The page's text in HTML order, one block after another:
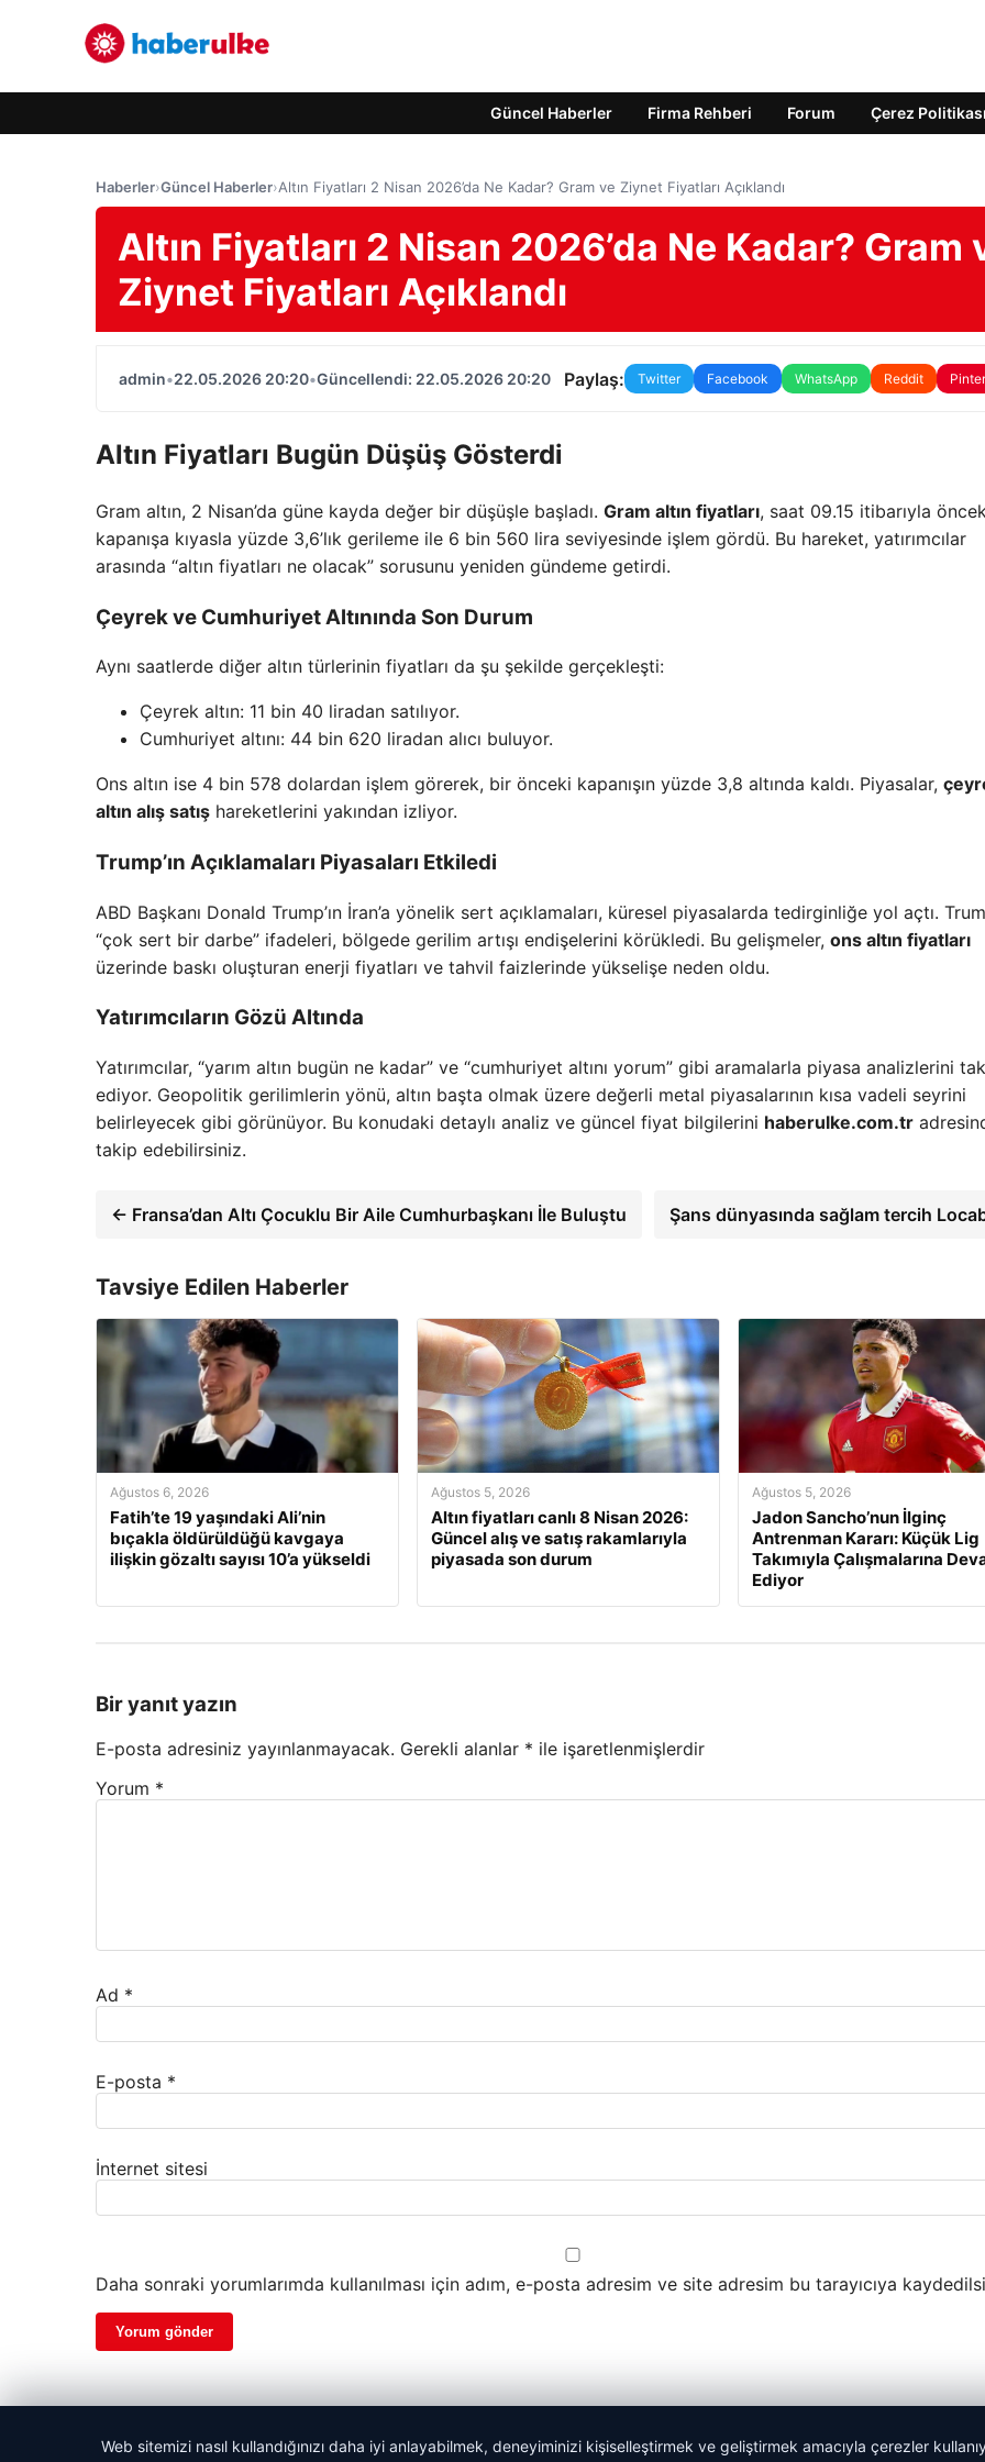
Güncel Haberler Firma Rehberi Forum Çerez Politikası
Haberler›Güncel Haberler›Altın Fiyatları 2 Nisan 2026’da Ne Kadar? Gram ve Ziynet Fiyatları Açıklandı
Altın Fiyatları 2 Nisan 2026’da Ne Kadar? Gram
Ziynet Fiyatları Açıklandı
admin•22.05.2026 20:20•Güncellendi: 22.05.2026 20:20 Paylaş: Twitter Facebook WhatsApp Reddit
Altın Fiyatları Bugün Düşüş Gösterdi
Gram altın, 2 Nisan’da güne kayda değer bir düşüşle başladı. Gram altın fiyatları, saat 09.15 itibarıyla
kapanışa kıyasla yüzde 3,6’lık gerileme ile 6 bin 560 lira seviyesinde işlem gördü. Bu hareket, yatırımcılar
arasında “altın fiyatları ne olacak” sorusunu yeniden gündeme getirdi.
Çeyrek ve Cumhuriyet Altınında Son Durum
Aynı saatlerde diğer altın türlerinin fiyatları da şu şekilde gerçekleşti:
Çeyrek altın: 11 bin 40 liradan satılıyor.
Cumhuriyet altını: 44 bin 620 liradan alıcı buluyor.
Ons altın ise 4 bin 578 dolardan işlem görerek, bir önceki kapanışın yüzde 3,8 altında kaldı. Piyasalar,
altın alış satış hareketlerini yakından izliyor.
Trump’ın Açıklamaları Piyasaları Etkiledi
ABD Başkanı Donald Trump’ın İran’a yönelik sert açıklamaları, küresel piyasalarda tedirginliğe yol açtı.
“çok sert bir darbe” ifadeleri, bölgede gerilim artışı endişelerini körükledi. Bu gelişmeler, ons altın fiyatları
üzerinde baskı oluşturan enerji fiyatları ve tahvil faizlerinde yükselişe neden oldu.
Yatırımcıların Gözü Altında
Yatırımcılar, “yarım altın bugün ne kadar” ve “cumhuriyet altını yorum” gibi aramalarla piyasa analizlerini
ediyor. Geopolitik gerilimlerin yönü, altın başta olmak üzere değerli metal piyasalarının kısa vadeli seyrini
belirleyecek gibi görünüyor. Bu konudaki detaylı analiz ve güncel fiyat bilgilerini haberulke.com.tr
takip edebilirsiniz.
← Fransa’dan Altı Çocuklu Bir Aile Cumhurbaşkanı İle Buluştu Şans dünyasında sağlam tercih
Tavsiye Edilen Haberler
Ağustos 6, 2026
Fatih’te 19 yaşındaki Ali’nin
bıçakla öldürüldüğü kavgaya
ilişkin gözaltı sayısı 10’a yükseldi
Ağustos 5, 2026
Altın fiyatları canlı 8 Nisan 2026:
Güncel alış ve satış rakamlarıyla
piyasada son durum
Ağustos 5, 2026
Jadon Sancho’nun İlginç
Antrenman Kararı: Küçük Lig
Takımıyla Çalışmalarına
Ediyor
Bir yanıt yazın
E-posta adresiniz yayınlanmayacak. Gerekli alanlar * ile işaretlenmişlerdir
Yorum *
Ad *
E-posta *
İnternet sitesi
Daha sonraki yorumlarımda kullanılması için adım, e-posta adresim ve site adresim bu tarayıcıya
© 2026 Haber Ülke
Web sitemizi nasıl kullandığınızı daha iyi anlayabilmek, deneyiminizi kişiselleştirmek ve geliştirmek amacıyla çerezler